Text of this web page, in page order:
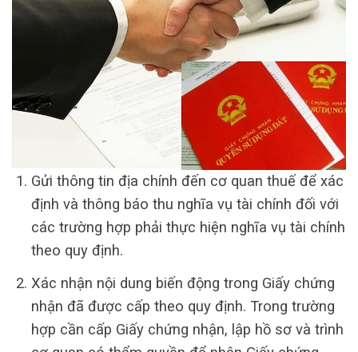
Gửi thông tin địa chính đến cơ quan thuế để xác
định và thông báo thu nghĩa vụ tài chính đối với
các trường hợp phải thực hiện nghĩa vụ tài chính
theo quy định.
Xác nhận nội dung biến động trong Giấy chứng
nhận đã được cấp theo quy định. Trong trường
hợp cần cấp Giấy chứng nhận, lập hồ sơ và trình